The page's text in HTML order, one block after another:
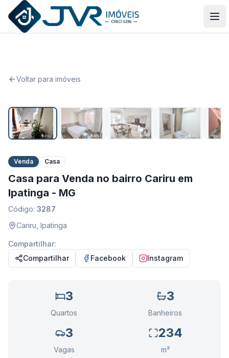
JVR Imóveis
Voltar para imóveis
Venda Casa
Casa para Venda no bairro Cariru em
Ipatinga - MG
Código: 3287
Cariru Ipatinga
Compartilhar:
Compartilhar
Facebook Instagram
3
Quartos
3
Banheiros
3
Vagas
234
m²